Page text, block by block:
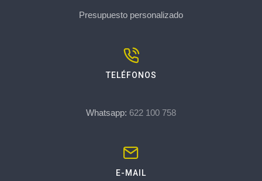
Presupuesto personalizado
TELÉFONOS
Whatsapp: 622 100 758
E-MAIL